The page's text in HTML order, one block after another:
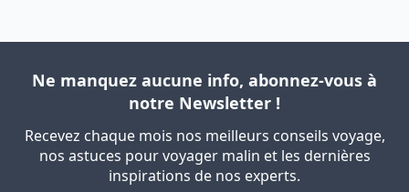
Ne manquez aucune info, abonnez-vous à
notre Newsletter !
Recevez chaque mois nos meilleurs conseils voyage,
nos astuces pour voyager malin et les dernières
inspirations de nos experts.